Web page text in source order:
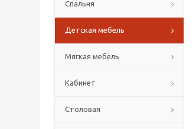
Спальня
Детская мебель
Мягкая мебель
Кабинет
Столовая